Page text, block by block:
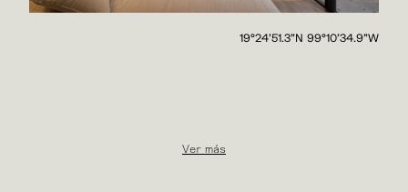
19°24'51.3"N 99°10'34.9"W
Ver más